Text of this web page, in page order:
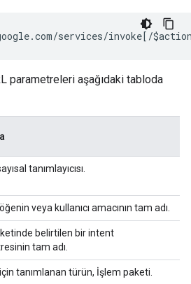
parametreleri aşağıdaki tabloda
tanımlayıcısı.
veya kullanıcı amacının tam adı.
belirtilen bir intent
tam adı.
için tanımlanan türün, İşlem paketi.